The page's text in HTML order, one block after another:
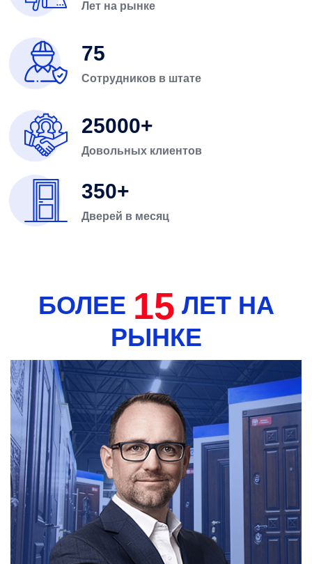
Лет на рынке
75
Сотрудников в штате
25000
Довольных клиентов
350
Дверей в месяц
БОЛЕЕ 15 ЛЕТ НА
РЫНКЕ